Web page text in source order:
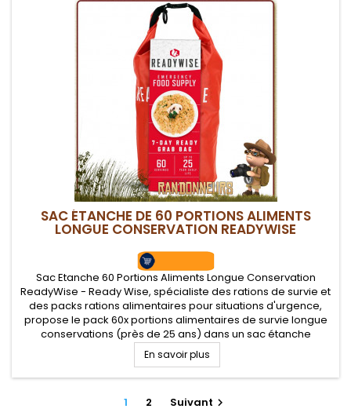
SAC ÉTANCHE DE 60 PORTIONS ALIMENTS
LONGUE CONSERVATION READYWISE
Sac Etanche 60 Portions Aliments Longue Conservation
ReadyWise - Ready Wise, spécialiste des rations de survie et
des packs rations alimentaires pour situations d'urgence,
propose le pack 60x portions alimentaires de survie longue
conservations (près de 25 ans) dans un sac étanche
robuste. Un kit de 60x portions variés équilibrés, véritable
réponse...
En savoir plus
1 2 Suivant 